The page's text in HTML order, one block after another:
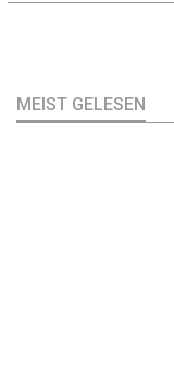
MEIST GELESEN